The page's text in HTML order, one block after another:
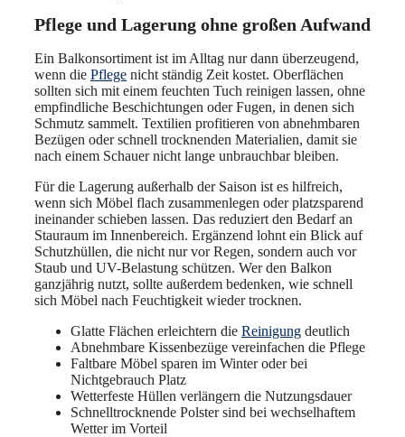
Pflege und Lagerung ohne großen Aufwand
Ein Balkonsortiment ist im Alltag nur dann überzeugend,
wenn die Pflege nicht ständig Zeit kostet. Oberflächen
sollten sich mit einem feuchten Tuch reinigen lassen, ohne
empfindliche Beschichtungen oder Fugen, in denen sich
Schmutz sammelt. Textilien profitieren von abnehmbaren
Bezügen oder schnell trocknenden Materialien, damit sie
nach einem Schauer nicht lange unbrauchbar bleiben.
Für die Lagerung außerhalb der Saison ist es hilfreich,
wenn sich Möbel flach zusammenlegen oder platzsparend
ineinander schieben lassen. Das reduziert den Bedarf an
Stauraum im Innenbereich. Ergänzend lohnt ein Blick auf
Schutzhüllen, die nicht nur vor Regen, sondern auch vor
Staub und UV-Belastung schützen. Wer den Balkon
ganzjährig nutzt, sollte außerdem bedenken, wie schnell
sich Möbel nach Feuchtigkeit wieder trocknen.
Glatte Flächen erleichtern die Reinigung deutlich
Abnehmbare Kissenbezüge vereinfachen die Pflege
Faltbare Möbel sparen im Winter oder bei
Nichtgebrauch Platz
Wetterfeste Hüllen verlängern die Nutzungsdauer
Schnelltrocknende Polster sind bei wechselhaftem
Wetter im Vorteil